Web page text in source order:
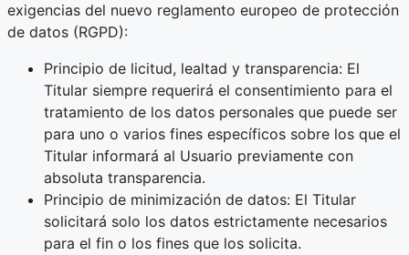
exigencias del nuevo reglamento europeo de protección
de datos (RGPD):
Principio de licitud, lealtad y transparencia: El
Titular siempre requerirá el consentimiento para el
tratamiento de los datos personales que puede ser
para uno o varios fines específicos sobre los que el
Titular informará al Usuario previamente con
absoluta transparencia.
Principio de minimización de datos: El Titular
solicitará solo los datos estrictamente necesarios
para el fin o los fines que los solicita.